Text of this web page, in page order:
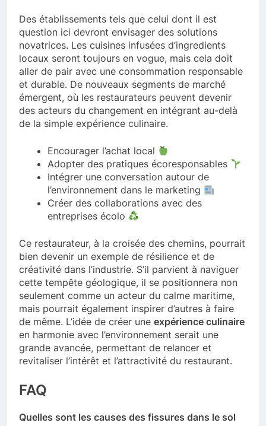
Des établissements tels que celui dont il est
question ici devront envisager des solutions
novatrices. Les cuisines infusées d’ingredients
locaux seront toujours en vogue, mais cela doit
aller de pair avec une consommation responsable
et durable. De nouveaux segments de marché
émergent, où les restaurateurs peuvent devenir
des acteurs du changement en intégrant au-delà
de la simple expérience culinaire.
Encourager l’achat local
Adopter des pratiques écoresponsables
Intégrer une conversation autour de
l’environnement dans le marketing
Créer des collaborations avec des
entreprises écolo
Ce restaurateur, à la croisée des chemins, pourrait
bien devenir un exemple de résilience et de
créativité dans l’industrie. S’il parvient à naviguer
cette tempête géologique, il se positionnera non
seulement comme un acteur du calme maritime,
mais pourrait également inspirer d’autres à faire
de même. L’idée de créer une expérience culinaire
en harmonie avec l’environnement serait une
grande avancée, permettant de relancer et
revitaliser l’intérêt et l’attractivité du restaurant.
FAQ
Quelles sont les causes des fissures dans le sol